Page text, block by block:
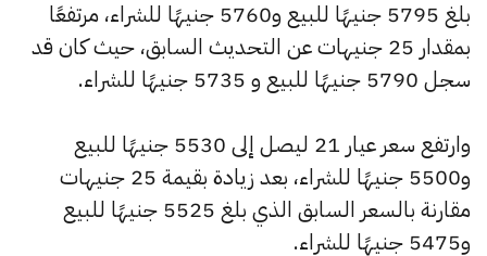
بلغ 5795 جنيهًا للبيع و5760 جنيهًا للشراء، مرتفعًا
بمقدار 25 جنيهات عن التحديث السابق، حيث كان قد
سجل 5790 جنيهًا للبيع و 5735 جنيهًا للشراء.
وارتفع سعر عيار 21 ليصل إلى 5530 جنيهًا للبيع
و5500 جنيهًا للشراء، بعد زيادة بقيمة 25 جنيهات
مقارنة بالسعر السابق الذي بلغ 5525 جنيهًا للبيع
و5475 جنيهًا للشراء.